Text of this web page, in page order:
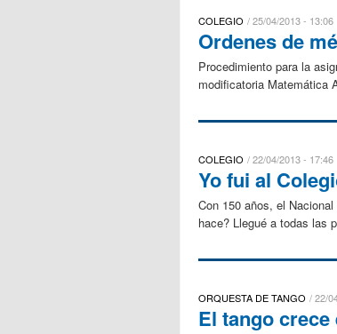
COLEGIO 25/04/2013 - 13:06
Ordenes de
Procedimiento para la
modificatoria Matemática
COLEGIO 22/04/2013 - 17:46
Yo fui al
Con 150 años, el
hace? Llegué a todas las
ORQUESTA DE TANGO 22/
El tango